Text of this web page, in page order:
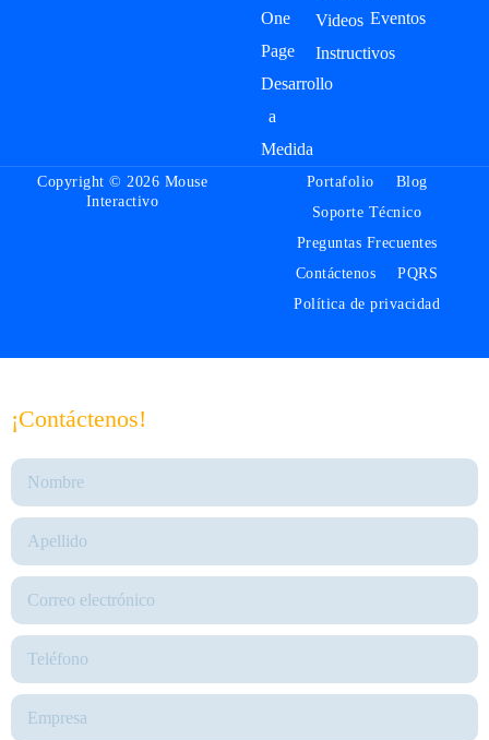
One
Page
Desarrollo
a
Medida
Videos
Instructivos
Eventos
Copyright © 2026 Mouse
Interactivo
Portafolio
Blog
Soporte Técnico
Preguntas Frecuentes
Contáctenos
PQRS
Política de privacidad
¡Contáctenos!